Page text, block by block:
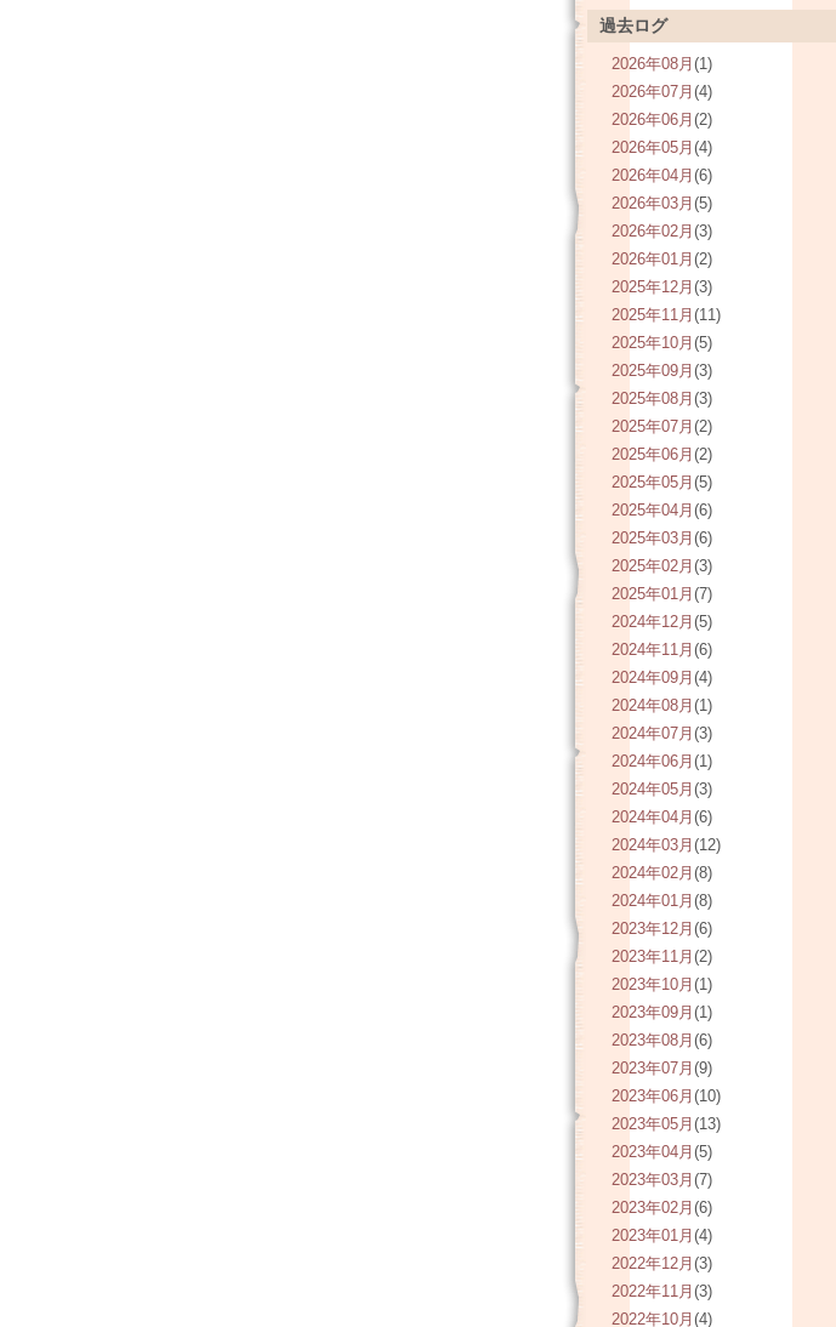
過去ログ
2026年08月 (1)
2026年07月 (4)
2026年06月 (2)
2026年05月 (4)
2026年04月 (6)
2026年03月 (5)
2026年02月 (3)
2026年01月 (2)
2025年12月 (3)
2025年11月 (11)
2025年10月 (5)
2025年09月 (3)
2025年08月 (3)
2025年07月 (2)
2025年06月 (2)
2025年05月 (5)
2025年04月 (6)
2025年03月 (6)
2025年02月 (3)
2025年01月 (7)
2024年12月 (5)
2024年11月 (6)
2024年09月 (4)
2024年08月 (1)
2024年07月 (3)
2024年06月 (1)
2024年05月 (3)
2024年04月 (6)
2024年03月 (12)
2024年02月 (8)
2024年01月 (8)
2023年12月 (6)
2023年11月 (2)
2023年10月 (1)
2023年09月 (1)
2023年08月 (6)
2023年07月 (9)
2023年06月 (10)
2023年05月 (13)
2023年04月 (5)
2023年03月 (7)
2023年02月 (6)
2023年01月 (4)
2022年12月 (3)
2022年11月 (3)
2022年10月 (4)